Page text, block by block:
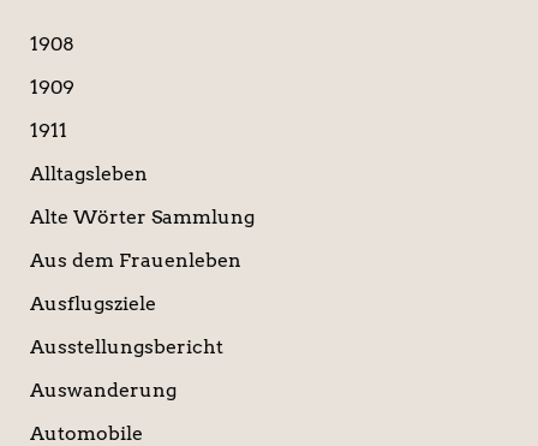
n
a
h
1908
1909
1911
Alltagsleben
Alte Wörter Sammlung
Aus dem Frauenleben
Ausflugsziele
Ausstellungsbericht
Auswanderung
Automobile